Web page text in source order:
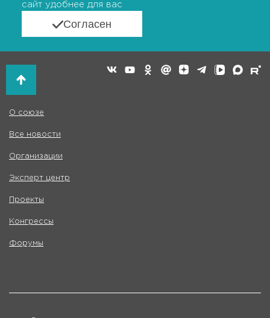
сайт удобнее для вас
Согласен
О союзе
Все новости
Организации
Эксперт центр
Проекты
Конгрессы
Форумы